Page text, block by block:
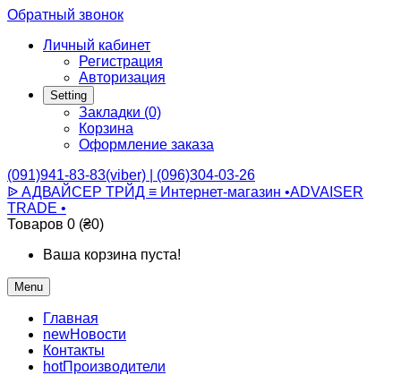
Обратный звонок
Личный кабинет
Регистрация
Авторизация
Setting
Закладки (0)
Корзина
Оформление заказа
(091)941-83-83(viber) | (096)304-03-26
ᐉ АДВАЙСЕР ТРЙД ≡ Интернет-магазин •ADVAISER
TRADE •
Товаров 0 (₴0)
Ваша корзина пуста!
Menu
Главная
newНовости
Контакты
hotПроизводители